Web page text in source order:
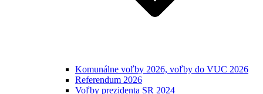
Komunálne voľby 2026, voľby do VUC 2026
Referendum 2026
Voľby prezidenta SR 2024